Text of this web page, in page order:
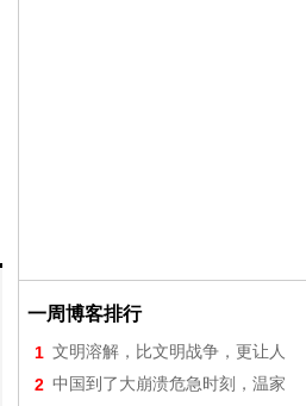
一周博客排行
1 文明溶解，比文明战争，更让人
2 中国到了大崩溃危急时刻，温家